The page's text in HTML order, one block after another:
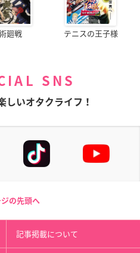
廻戦 テニスの王子様
SNS
しいオタクライフ！
の先頭へ
記事掲載について